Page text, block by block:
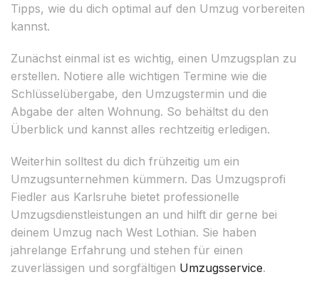
Tipps, wie du dich optimal auf den Umzug vorbereiten
kannst.
Zunächst einmal ist es wichtig, einen Umzugsplan zu
erstellen. Notiere alle wichtigen Termine wie die
Schlüsselübergabe, den Umzugstermin und die
Abgabe der alten Wohnung. So behältst du den
Überblick und kannst alles rechtzeitig erledigen.
Weiterhin solltest du dich frühzeitig um ein
Umzugsunternehmen kümmern. Das Umzugsprofi
Fiedler aus Karlsruhe bietet professionelle
Umzugsdienstleistungen an und hilft dir gerne bei
deinem Umzug nach West Lothian. Sie haben
jahrelange Erfahrung und stehen für einen
zuverlässigen und sorgfältigen Umzugsservice.